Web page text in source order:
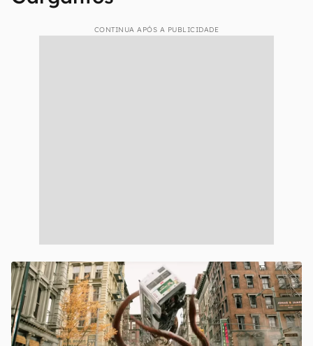
CONTINUA APÓS A PUBLICIDADE